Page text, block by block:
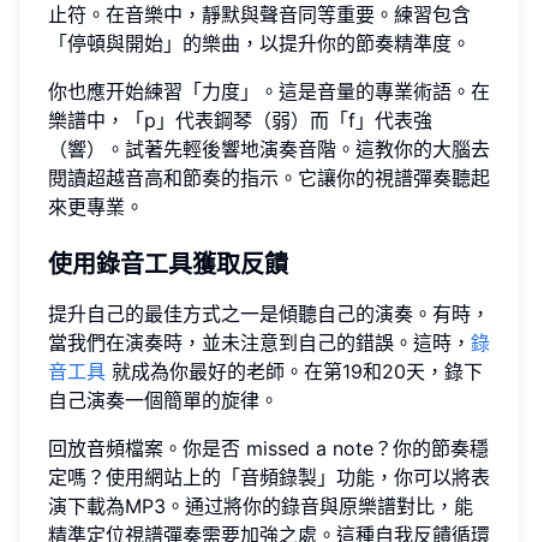
止符。在音樂中，靜默與聲音同等重要。練習包含
「停頓與開始」的樂曲，以提升你的節奏精準度。
你也應开始練習「力度」。這是音量的專業術語。在
樂譜中，「p」代表鋼琴（弱）而「f」代表強
（響）。試著先輕後響地演奏音階。這教你的大腦去
閱讀超越音高和節奏的指示。它讓你的視譜彈奏聽起
來更專業。
使用錄音工具獲取反饋
提升自己的最佳方式之一是傾聽自己的演奏。有時，
當我們在演奏時，並未注意到自己的錯誤。這時， 錄
音工具 就成為你最好的老師。在第19和20天，錄下
自己演奏一個簡單的旋律。
回放音頻檔案。你是否 missed a note？你的節奏穩
定嗎？使用網站上的「音頻錄製」功能，你可以將表
演下載為MP3。通过將你的錄音與原樂譜對比，能
精準定位視譜彈奏需要加強之處。這種自我反饋循環